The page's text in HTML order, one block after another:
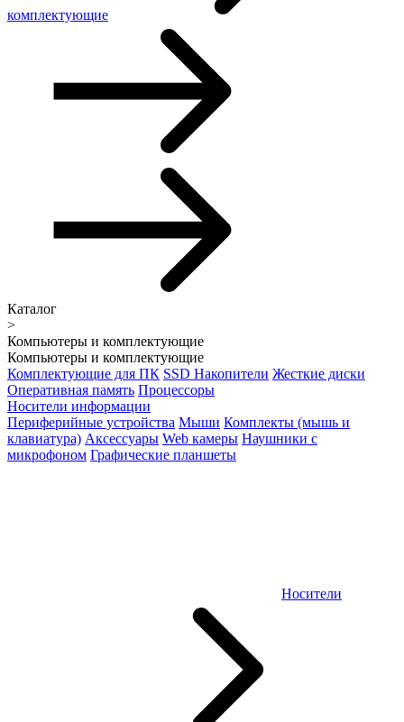
комплектующие
Каталог
>
Компьютеры и комплектующие
Компьютеры и комплектующие
Комплектующие для ПК SSD Накопители Жесткие диски
Оперативная память Процессоры
Носители информации
Периферийные устройства Мыши Комплекты (мышь и
клавиатура) Аксессуары Web камеры Наушники с
микрофоном Графические планшеты
Носители